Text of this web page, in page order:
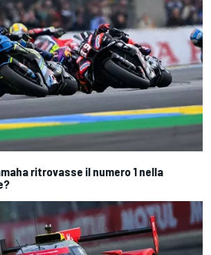
ritrovasse il numero 1 nella